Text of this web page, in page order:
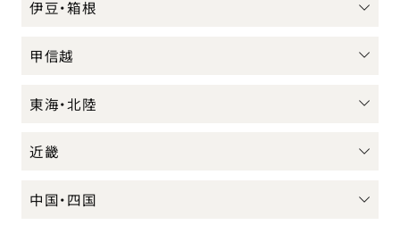
伊豆・箱根
甲信越
東海・北陸
近畿
中国・四国